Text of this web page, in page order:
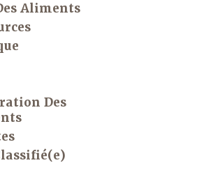
Aliments
Des